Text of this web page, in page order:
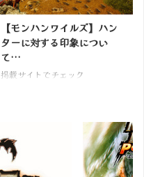
【モンハンワイルズ】ハン
ターに対する印象につい
て…
掲載サイトでチェック